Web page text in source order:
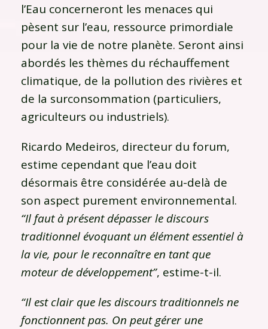
l’Eau concerneront les menaces qui
pèsent sur l’eau, ressource primordiale
pour la vie de notre planète. Seront ainsi
abordés les thèmes du réchauffement
climatique, de la pollution des rivières et
de la surconsommation (particuliers,
agriculteurs ou industriels).
Ricardo Medeiros, directeur du forum,
estime cependant que l’eau doit
désormais être considérée au-delà de
son aspect purement environnemental.
“Il faut à présent dépasser le discours
traditionnel évoquant un élément essentiel à
la vie, pour le reconnaître en tant que
moteur de développement”, estime-t-il.
“Il est clair que les discours traditionnels ne
fonctionnent pas. On peut gérer une